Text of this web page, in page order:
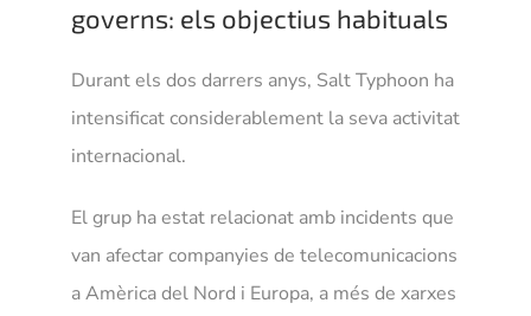
governs: els objectius habituals
Durant els dos darrers anys, Salt Typhoon ha
intensificat considerablement la seva activitat
internacional.
El grup ha estat relacionat amb incidents que
van afectar companyies de telecomunicacions
a Amèrica del Nord i Europa, a més de xarxes